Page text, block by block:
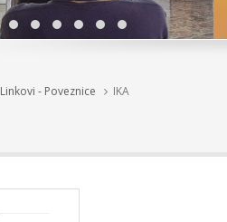
Linkovi - Poveznice IKA